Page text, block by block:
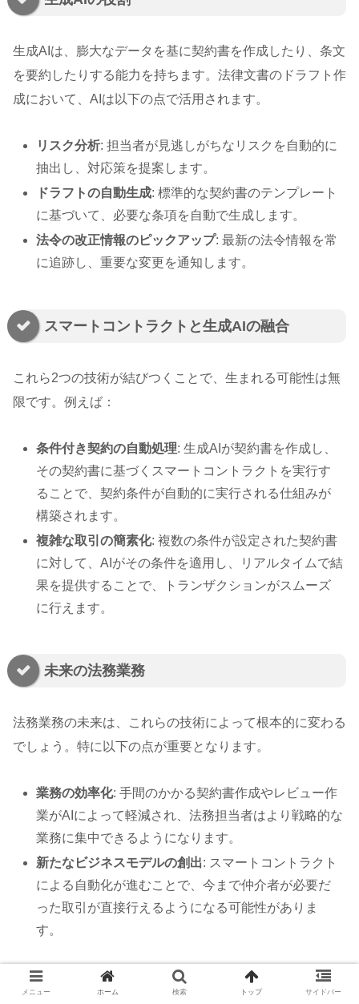
生成AIは、膨大なデータを基に契約書を作成したり、条文
を要約したりする能力を持ちます。法律文書のドラフト作
成において、AIは以下の点で活用されます。
リスク分析: 担当者が見逃しがちなリスクを自動的に
抽出し、対応策を提案します。
ドラフトの自動生成: 標準的な契約書のテンプレート
に基づいて、必要な条項を自動で生成します。
法令の改正情報のピックアップ: 最新の法令情報を常
に追跡し、重要な変更を通知します。
スマートコントラクトと生成AIの融合
これら2つの技術が結びつくことで、生まれる可能性は無
限です。例えば：
条件付き契約の自動処理: 生成AIが契約書を作成し、
その契約書に基づくスマートコントラクトを実行す
ることで、契約条件が自動的に実行される仕組みが
構築されます。
複雑な取引の簡素化: 複数の条件が設定された契約書
に対して、AIがその条件を適用し、リアルタイムで結
果を提供することで、トランザクションがスムーズ
に行えます。
未来の法務業務
法務業務の未来は、これらの技術によって根本的に変わる
でしょう。特に以下の点が重要となります。
業務の効率化: 手間のかかる契約書作成やレビュー作
業がAIによって軽減され、法務担当者はより戦略的な
業務に集中できるようになります。
新たなビジネスモデルの創出: スマートコントラクト
による自動化が進むことで、今まで仲介者が必要だ
った取引が直接行えるようになる可能性がありま
す。
このように、スマートコントラクトと生成AIの融合は法務
メニュー ホーム 検索 トップ サイドバー